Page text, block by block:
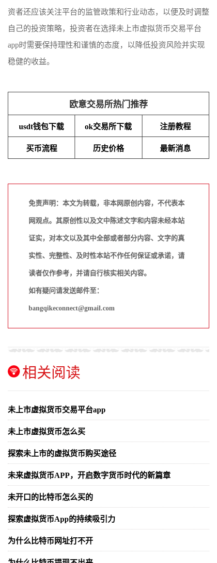
资者还应该关注平台的监管政策和行业动态，以便及时调整
自己的投资策略，投资者在选择未上市虚拟货币交易平台
app时需要保持理性和谨慎的态度，以降低投资风险并实现
稳健的收益。
欧意交易所热门推荐
usdt钱包下载 ok交易所下载 注册教程
买币流程 历史价格 最新消息
免责声明：本文为转载，非本网原创内容，不代表本
网观点。其原创性以及文中陈述文字和内容未经本站
证实，对本文以及其中全部或者部分内容、文字的真
实性、完整性、及时性本站不作任何保证或承诺，请
读者仅作参考，并请自行核实相关内容。
如有疑问请发送邮件至：
bangqikeconnect@gmail.com
相关阅读
未上市虚拟货币交易平台app
未上市虚拟货币怎么买
探索未上市的虚拟货币购买途径
未来虚拟货币APP，开启数字货币时代的新篇章
未开口的比特币怎么买的
探索虚拟货币App的持续吸引力
为什么比特币网址打不开